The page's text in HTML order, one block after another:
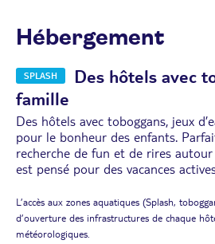
Hébergement
SPLASH
Des hôtels avec
famille
Des hôtels avec toboggans, jeux
pour le bonheur des enfants.
recherche de fun et de rires
est pensé pour des vacances
L’accès aux zones aquatiques (Splash,
d’ouverture des infrastructures de chaque
météorologiques.